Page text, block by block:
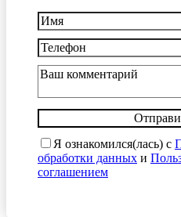
Я ознакомился(лась) с
обработки данных и
соглашением